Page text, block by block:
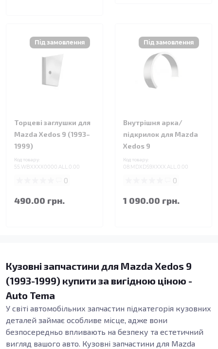
Торцеві заглушки для
Mazda Xedos 9 (1993–
1999)
Код товару:
55.WBXXXX0000.ALL.0.00
0
490.00 грн.
Внутрішня арка/
підкрилок для Mazda
Xedos 9
Код товару:
08.MDXDS9XXXX.ALL.0.00
0
1 090.00 грн.
Кузовні запчастини для Mazda Xedos 9
(1993-1999) купити за вигідною ціною -
Auto Tema
У світі автомобільних запчастин підкатегорія кузовних
деталей займає особливе місце, адже вони
безпосередньо впливають на безпеку та естетичний
вигляд вашого авто. Кузовні запчастини для Mazda